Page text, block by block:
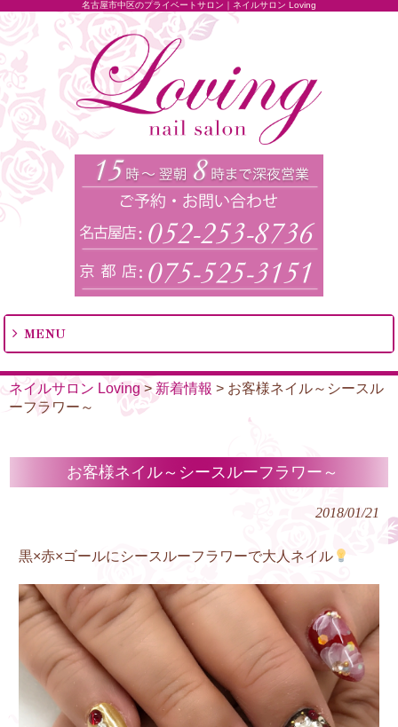
名古屋市中区のプライベートサロン｜ネイルサロン Loving
MENU
ネイルサロン Loving> 新着情報 > お客様ネイル～シースル
ーフラワー～
お客様ネイル～シースルーフラワー～
2018/01/21
黒×赤×ゴールにシースルーフラワーで大人ネイル